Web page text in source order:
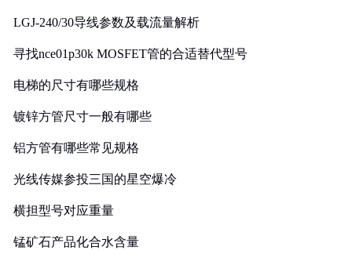
LGJ-240/30导线参数及载流量解析
寻找nce01p30k MOSFET管的合适替代型号
电梯的尺寸有哪些规格
镀锌方管尺寸一般有哪些
铝方管有哪些常见规格
光线传媒参投三国的星空爆冷
横担型号对应重量
锰矿石产品化合水含量